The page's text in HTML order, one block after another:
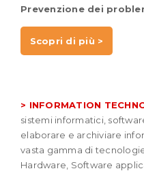
Prevenzione dei
Scopri di più >
> INFORMATION
sistemi informatici,
elaborare e archiviare
vasta gamma di
Hardware, Software